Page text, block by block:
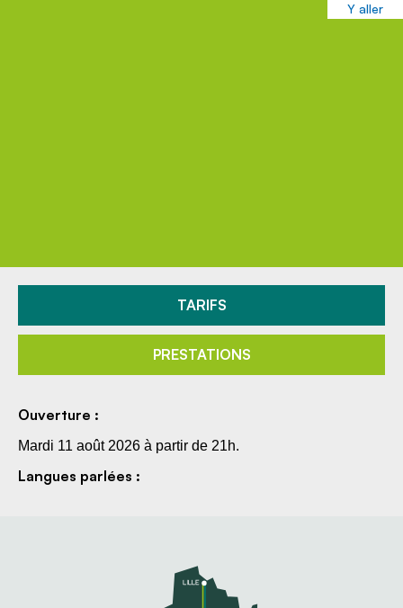
Y aller
TARIFS
PRESTATIONS
Ouverture :
Mardi 11 août 2026 à partir de 21h.
Langues parlées :